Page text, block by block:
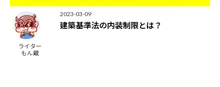
ライター
もん蔵
2023-03-09
建築基準法の内装制限とは？